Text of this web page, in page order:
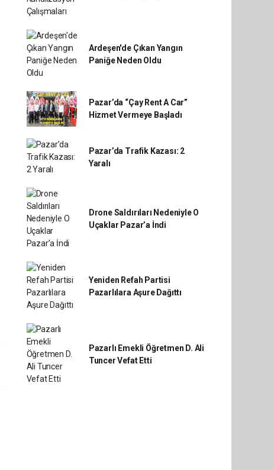
Ardeşen'de Çıkan Yangın
Paniğe Neden Oldu
Pazar’da “Çay Rent A Car”
Hizmet Vermeye Başladı
Pazar’da Trafik Kazası: 2
Yaralı
Drone Saldırıları Nedeniyle O
Uçaklar Pazar’a İndi
Yeniden Refah Partisi
Pazarlılara Aşure Dağıttı
Pazarlı Emekli Öğretmen D. Ali
Tuncer Vefat Etti